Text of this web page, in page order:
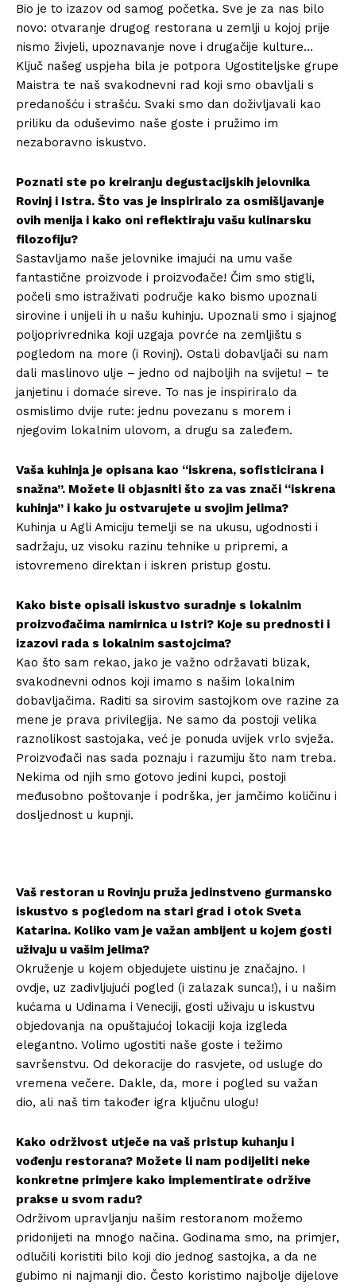
Bio je to izazov od samog početka. Sve je za nas bilo
novo: otvaranje drugog restorana u zemlji u kojoj prije
nismo živjeli, upoznavanje nove i drugačije kulture…
Ključ našeg uspjeha bila je potpora Ugostiteljske grupe
Maistra te naš svakodnevni rad koji smo obavljali s
predanošću i strašću. Svaki smo dan doživljavali kao
priliku da oduševimo naše goste i pružimo im
nezaboravno iskustvo.
Poznati ste po kreiranju degustacijskih jelovnika
Rovinj i Istra. Što vas je inspiriralo za osmišljavanje
ovih menija i kako oni reflektiraju vašu kulinarsku
filozofiju?
Sastavljamo naše jelovnike imajući na umu vaše
fantastične proizvode i proizvođače! Čim smo stigli,
počeli smo istraživati ​​područje kako bismo upoznali
sirovine i unijeli ih u našu kuhinju. Upoznali smo i sjajnog
poljoprivrednika koji uzgaja povrće na zemljištu s
pogledom na more (i Rovinj). Ostali dobavljači su nam
dali maslinovo ulje – jedno od najboljih na svijetu! – te
janjetinu i domaće sireve. To nas je inspiriralo da
osmislimo dvije rute: jednu povezanu s morem i
njegovim lokalnim ulovom, a drugu sa zaleđem.
Vaša kuhinja je opisana kao “iskrena, sofisticirana i
snažna”. Možete li objasniti što za vas znači “iskrena
kuhinja” i kako ju ostvarujete u svojim jelima?
Kuhinja u Agli Amiciju temelji se na ukusu, ugodnosti i
sadržaju, uz visoku razinu tehnike u pripremi, a
istovremeno direktan i iskren pristup gostu.
Kako biste opisali iskustvo suradnje s lokalnim
proizvođačima namirnica u Istri? Koje su prednosti i
izazovi rada s lokalnim sastojcima?
Kao što sam rekao, jako je važno održavati blizak,
svakodnevni odnos koji imamo s našim lokalnim
dobavljačima. Raditi sa sirovim sastojkom ove razine za
mene je prava privilegija. Ne samo da postoji velika
raznolikost sastojaka, već je ponuda uvijek vrlo svježa.
Proizvođači nas sada poznaju i razumiju što nam treba.
Nekima od njih smo gotovo jedini kupci, postoji
međusobno poštovanje i podrška, jer jamčimo količinu i
dosljednost u kupnji.
Vaš restoran u Rovinju pruža jedinstveno gurmansko
iskustvo s pogledom na stari grad i otok Sveta
Katarina. Koliko vam je važan ambijent u kojem gosti
uživaju u vašim jelima?
Okruženje u kojem objedujete uistinu je značajno. I
ovdje, uz zadivljujući pogled (i zalazak sunca!), i u našim
kućama u Udinama i Veneciji, gosti uživaju u iskustvu
objedovanja na opuštajućoj lokaciji koja izgleda
elegantno. Volimo ugostiti naše goste i težimo
savršenstvu. Od dekoracije do rasvjete, od usluge do
vremena večere. Dakle, da, more i pogled su važan
dio, ali naš tim također igra ključnu ulogu!
Kako održivost utječe na vaš pristup kuhanju i
vođenju restorana? Možete li nam podijeliti neke
konkretne primjere kako implementirate održive
prakse u svom radu?
Održivom upravljanju našim restoranom možemo
pridonijeti na mnogo načina. Godinama smo, na primjer,
odlučili koristiti bilo koji dio jednog sastojka, a da ne
gubimo ni najmanji dio. Često koristimo najbolje dijelove